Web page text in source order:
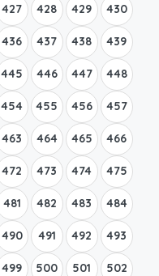
427 428 429 430
436 437 438 439
445 446 447 448
454 455 456 457
463 464 465 466
472 473 474 475
481 482 483 484
490 491 492 493
499 500 501 502